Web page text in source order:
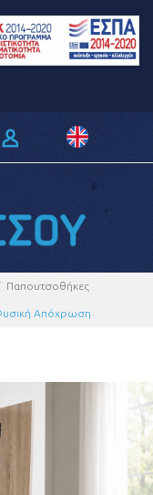
Παπουτσοθήκες
Απόχρωση